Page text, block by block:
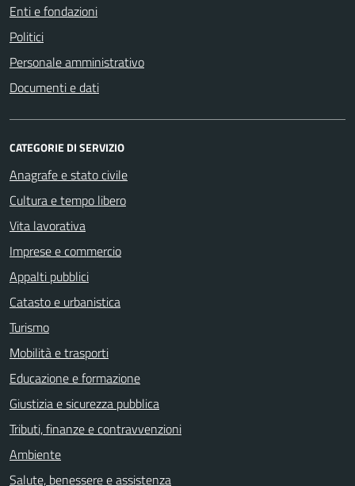
Enti e fondazioni
Politici
Personale amministrativo
Documenti e dati
CATEGORIE DI SERVIZIO
Anagrafe e stato civile
Cultura e tempo libero
Vita lavorativa
Imprese e commercio
Appalti pubblici
Catasto e urbanistica
Turismo
Mobilità e trasporti
Educazione e formazione
Giustizia e sicurezza pubblica
Tributi, finanze e contravvenzioni
Ambiente
Salute, benessere e assistenza